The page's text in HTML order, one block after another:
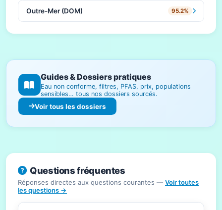
Outre-Mer (DOM) 95.2%
Guides & Dossiers pratiques
Eau non conforme, filtres, PFAS, prix, populations
sensibles… tous nos dossiers sourcés.
Voir tous les dossiers
Questions fréquentes
Réponses directes aux questions courantes — Voir toutes
les questions →